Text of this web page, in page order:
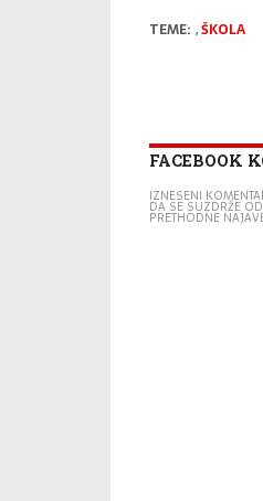
TEME: ,ŠKOLA
FACEBOOK
IZNESENI
DA SE SUZDRŽE
PRETHODNE